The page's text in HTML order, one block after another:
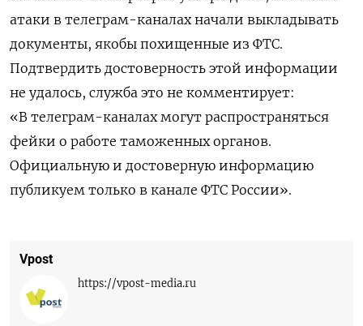
атаки в телеграм-каналах начали выкладывать
документы, якобы похищенные из ФТС.
Подтвердить достоверность этой информации
не удалось, служба это не комментирует:
«В телеграм-каналах могут распространяться
фейки о работе таможенных органов.
Официальную и достоверную информацию
публикуем только в канале ФТС России».
Vpost
https://vpost-media.ru